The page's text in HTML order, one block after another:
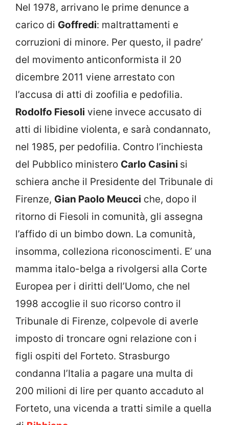
Nel 1978, arrivano le prime denunce a
carico di Goffredi: maltrattamenti e
corruzioni di minore. Per questo, il padre’
del movimento anticonformista il 20
dicembre 2011 viene arrestato con
l’accusa di atti di zoofilia e pedofilia.
Rodolfo Fiesoli viene invece accusato di
atti di libidine violenta, e sarà condannato,
nel 1985, per pedofilia. Contro l’inchiesta
del Pubblico ministero Carlo Casini si
schiera anche il Presidente del Tribunale di
Firenze, Gian Paolo Meucci che, dopo il
ritorno di Fiesoli in comunità, gli assegna
l’affido di un bimbo down. La comunità,
insomma, colleziona riconoscimenti. E’ una
mamma italo-belga a rivolgersi alla Corte
Europea per i diritti dell’Uomo, che nel
1998 accoglie il suo ricorso contro il
Tribunale di Firenze, colpevole di averle
imposto di troncare ogni relazione con i
figli ospiti del Forteto. Strasburgo
condanna l’Italia a pagare una multa di
200 milioni di lire per quanto accaduto al
Forteto, una vicenda a tratti simile a quella